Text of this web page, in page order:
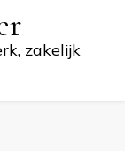
zakelijk